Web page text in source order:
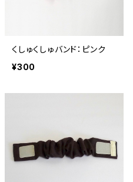
くしゅくしゅバンド：ピンク
¥300